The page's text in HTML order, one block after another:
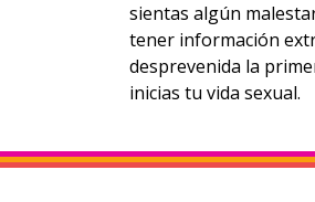
sientas algún
tener información
desprevenida la
inicias tu vida sexual.